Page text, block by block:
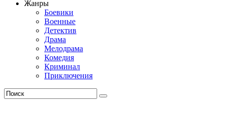
Жанры
Боевики
Военные
Детектив
Драма
Мелодрама
Комедия
Криминал
Приключения